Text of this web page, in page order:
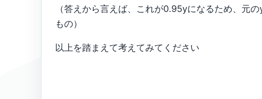
（答えから言えば、これが0.95yになるため、元
もの）
以上を踏まえて考えてみてください